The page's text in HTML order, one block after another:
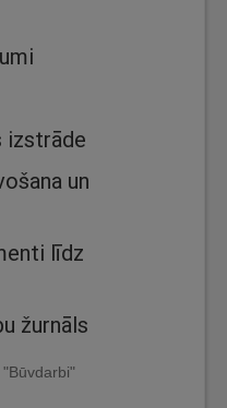
izstrāde
un
līdz
žurnāls